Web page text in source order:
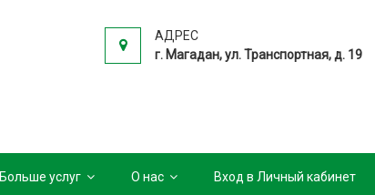
АДРЕС
г. Магадан, ул. Транспортная, д. 19
Больше услуг О нас Вход в Личный кабинет